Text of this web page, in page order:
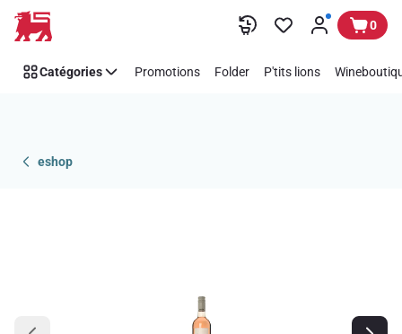
Passer 0
Catégories Promotions Folder P'tits lions
eshop